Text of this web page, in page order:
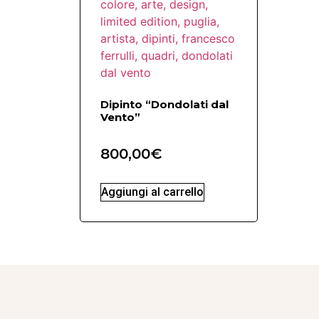
Dipinto “Dondolati dal
Vento”
800,00€
Aggiungi al carrello